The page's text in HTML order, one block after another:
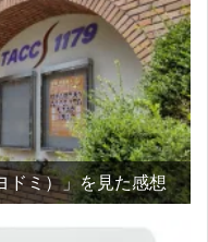
ドミ）」を見た感想